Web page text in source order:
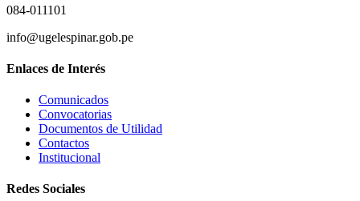
084-011101
info@ugelespinar.gob.pe
Enlaces de Interés
Comunicados
Convocatorias
Documentos de Utilidad
Contactos
Institucional
Redes Sociales